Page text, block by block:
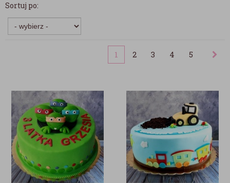
Sortuj po:
1 2 3 4 5